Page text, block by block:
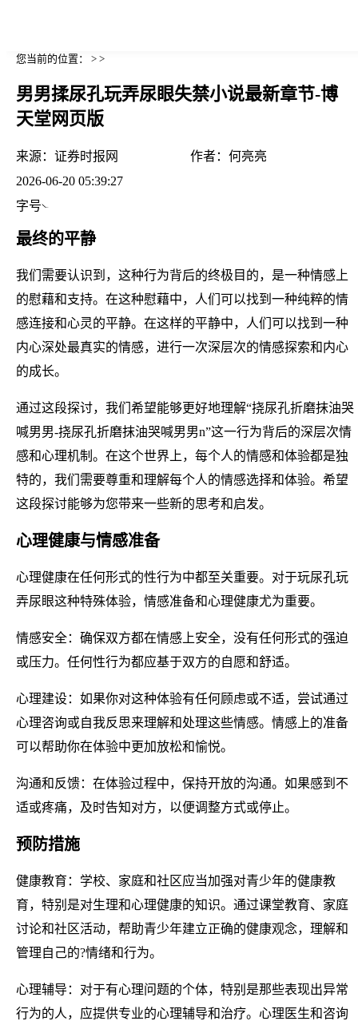
您当前的位置： > >
男男揉尿孔玩弄尿眼失禁小说最新章节-博
天堂网页版
来源： 证券时报网 作者： 何亮亮
2026-06-20 05:39:27
字号
最终的平静
我们需要认识到，这种行为背后的终极目的，是一种情感上
的慰藉和支持。在这种慰藉中，人们可以找到一种纯粹的情
感连接和心灵的平静。在这样的平静中，人们可以找到一种
内心深处最真实的情感，进行一次深层次的情感探索和内心
的成长。
通过这段探讨，我们希望能够更好地理解“挠尿孔折磨抹油哭
喊男男-挠尿孔折磨抹油哭喊男男n”这一行为背后的深层次情
感和心理机制。在这个世界上，每个人的情感和体验都是独
特的，我们需要尊重和理解每个人的情感选择和体验。希望
这段探讨能够为您带来一些新的思考和启发。
心理健康与情感准备
心理健康在任何形式的性行为中都至关重要。对于玩尿孔玩
弄尿眼这种特殊体验，情感准备和心理健康尤为重要。
情感安全：确保双方都在情感上安全，没有任何形式的强迫
或压力。任何性行为都应基于双方的自愿和舒适。
心理建设：如果你对这种体验有任何顾虑或不适，尝试通过
心理咨询或自我反思来理解和处理这些情感。情感上的准备
可以帮助你在体验中更加放松和愉悦。
沟通和反馈：在体验过程中，保持开放的沟通。如果感到不
适或疼痛，及时告知对方，以便调整方式或停止。
预防措施
健康教育：学校、家庭和社区应当加强对青少年的健康教
育，特别是对生理和心理健康的知识。通过课堂教育、家庭
讨论和社区活动，帮助青少年建立正确的健康观念，理解和
管理自己的?情绪和行为。
心理辅导：对于有心理问题的个体，特别是那些表现出异常
行为的人，应提供专业的心理辅导和治疗。心理医生和咨询